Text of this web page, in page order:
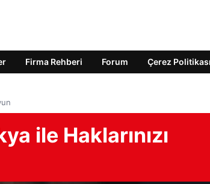
Firma Rehberi Forum Çerez Politikası
ile Haklarınızı